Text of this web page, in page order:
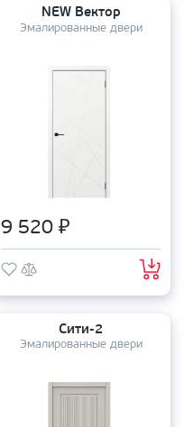
NEW Вектор
Эмалированные двери
9 520 ₽
Сити-2
Эмалированные двери